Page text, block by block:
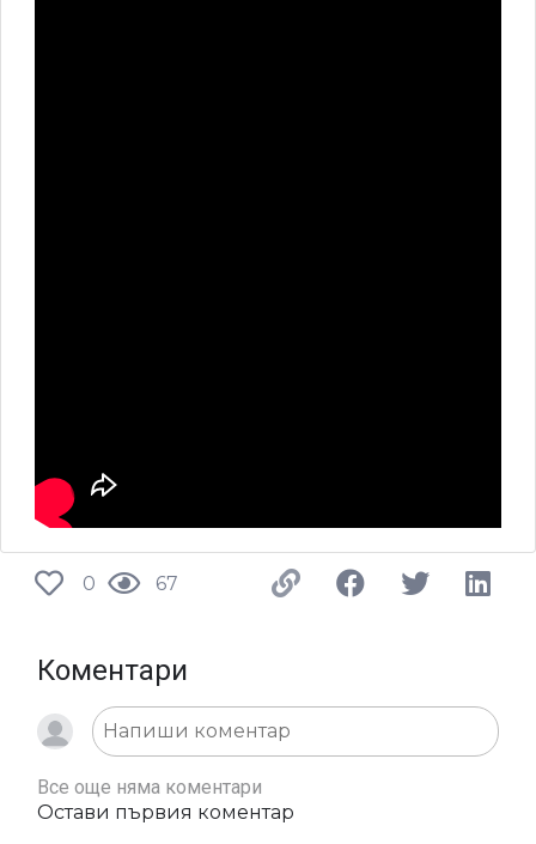
0 67
Коментари
Все още няма коментари
Остави първия коментар